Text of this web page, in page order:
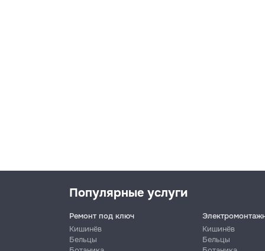
Популярные услуги
Ремонт под ключ
Кишинёв
Бельцы
Кишинёв
Бельцы